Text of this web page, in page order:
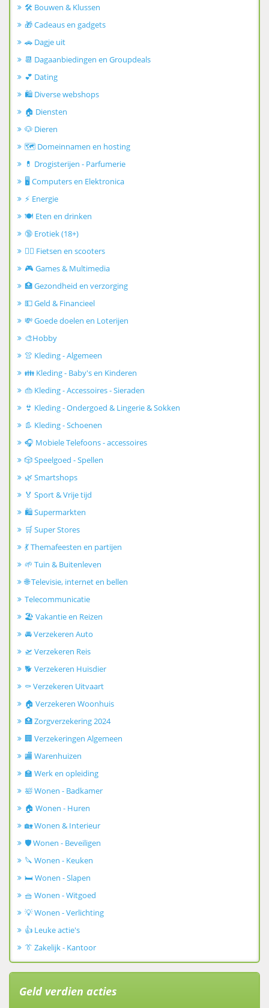
🛠️ Bouwen & Klussen
🎁 Cadeaus en gadgets
🚗 Dagje uit
📆 Dagaanbiedingen en Groupdeals
💕 Dating
🛍️ Diverse webshops
🏠 Diensten
🐶 Dieren
🗺️ Domeinnamen en hosting
💊 Drogisterijen - Parfumerie
🖥️ Computers en Elektronica
⚡ Energie
🍽️ Eten en drinken
🔞 Erotiek (18+)
🚴‍♂️ Fietsen en scooters
🎮 Games & Multimedia
🏥 Gezondheid en verzorging
💵 Geld & Financieel
💸 Goede doelen en Loterijen
🎨Hobby
👚 Kleding - Algemeen
👪 Kleding - Baby's en Kinderen
👜 Kleding - Accessoires - Sieraden
👙 Kleding - Ondergoed & Lingerie & Sokken
👢 Kleding - Schoenen
🎧 Mobiele Telefoons - accessoires
🎲 Speelgoed - Spellen
🌿 Smartshops
🏅 Sport & Vrije tijd
🛍️ Supermarkten
🛒 Super Stores
💃 Themafeesten en partijen
🌱 Tuin & Buitenleven
🌐 Televisie, internet en bellen
Telecommunicatie
🏖️ Vakantie en Reizen
🚘 Verzekeren Auto
🛫 Verzekeren Reis
🐕 Verzekeren Huisdier
⚰️ Verzekeren Uitvaart
🏠 Verzekeren Woonhuis
🏥 Zorgverzekering 2024
🏢 Verzekeringen Algemeen
🏬 Warenhuizen
🏫 Werk en opleiding
🛀 Wonen - Badkamer
🏠 Wonen - Huren
🏡 Wonen & Interieur
🛡️ Wonen - Beveiligen
🔪 Wonen - Keuken
🛏️ Wonen - Slapen
🧺 Wonen - Witgoed
💡 Wonen - Verlichting
👍 Leuke actie's
👔 Zakelijk - Kantoor
Geld verdien acties